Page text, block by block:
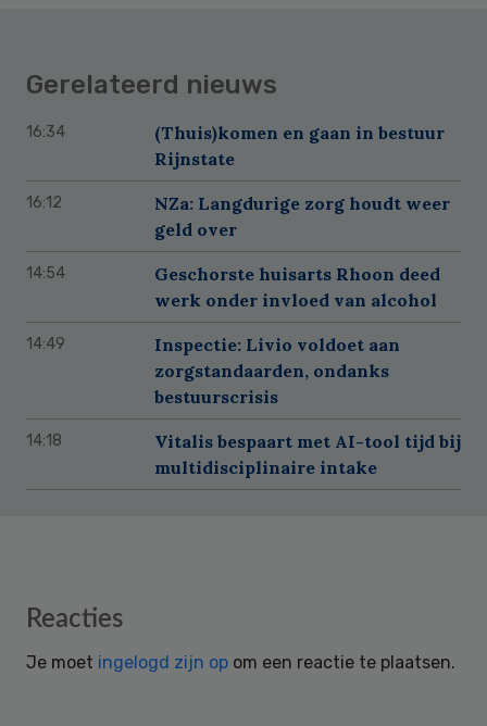
Gerelateerd nieuws
16:34
(Thuis)komen en gaan in bestuur
Rijnstate
16:12
NZa: Langdurige zorg houdt weer
geld over
14:54
Geschorste huisarts Rhoon deed
werk onder invloed van alcohol
14:49
Inspectie: Livio voldoet aan
zorgstandaarden, ondanks
bestuurscrisis
14:18
Vitalis bespaart met AI-tool tijd bij
multidisciplinaire intake
Reader
Reacties
Je moet ingelogd zijn op om een reactie te plaatsen.